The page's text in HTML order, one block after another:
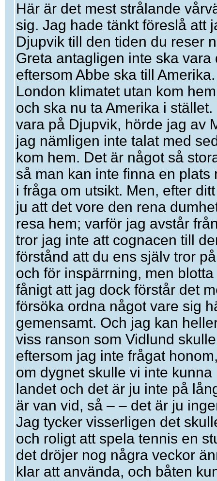
Här är det mest strålande
sig. Jag hade tänkt föreslå att
Djupvik till den tiden du reser
Greta antagligen inte ska vara
eftersom Abbe ska till
London klimatet utan kom
och ska nu ta Amerika i
vara på Djupvik, hörde jag av
jag nämligen inte talat med
kom hem. Det är något så
så man kan inte finna en plats
i fråga om utsikt. Men, efter
ju att det vore den rena
resa hem; varför jag avstår
tror jag inte att cognacen till
förstånd att du ens själv tror
och för inspärrning, men
fånigt att jag dock förstår det
försöka ordna något vare sig
gemensamt. Och jag kan
viss ranson som Vidlund
eftersom jag inte frågat
om dygnet skulle vi inte
landet och det är ju inte på
är van vid, så – – det är ju
Jag tycker visserligen det
och roligt att spela tennis en
det dröjer nog några veckor
klar att använda, och båten